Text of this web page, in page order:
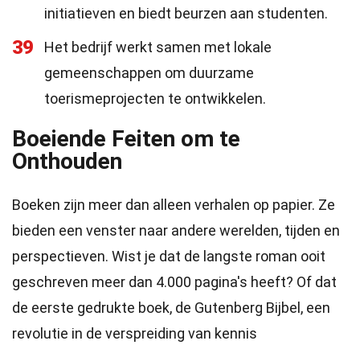
initiatieven en biedt beurzen aan studenten.
39
Het bedrijf werkt samen met lokale
gemeenschappen om duurzame
toerismeprojecten te ontwikkelen.
Boeiende Feiten om te
Onthouden
Boeken zijn meer dan alleen verhalen op papier. Ze
bieden een venster naar andere werelden, tijden en
perspectieven. Wist je dat de langste roman ooit
geschreven meer dan 4.000 pagina's heeft? Of dat
de eerste gedrukte boek, de Gutenberg Bijbel, een
revolutie in de verspreiding van kennis